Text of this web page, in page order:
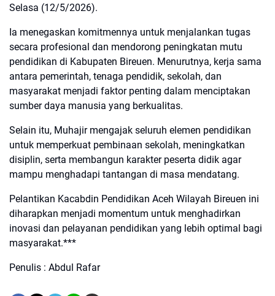
Selasa (12/5/2026).
Ia menegaskan komitmennya untuk menjalankan tugas
secara profesional dan mendorong peningkatan mutu
pendidikan di Kabupaten Bireuen. Menurutnya, kerja sama
antara pemerintah, tenaga pendidik, sekolah, dan
masyarakat menjadi faktor penting dalam menciptakan
sumber daya manusia yang berkualitas.
Selain itu, Muhajir mengajak seluruh elemen pendidikan
untuk memperkuat pembinaan sekolah, meningkatkan
disiplin, serta membangun karakter peserta didik agar
mampu menghadapi tantangan di masa mendatang.
Pelantikan Kacabdin Pendidikan Aceh Wilayah Bireuen ini
diharapkan menjadi momentum untuk menghadirkan
inovasi dan pelayanan pendidikan yang lebih optimal bagi
masyarakat.***
Penulis : Abdul Rafar